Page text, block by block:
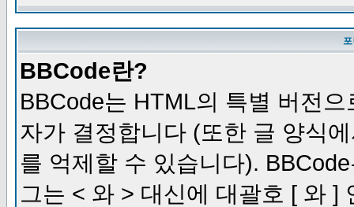
BBCode란?
BBCode는 HTML의 특별 버전
자가 결정합니다 (또한 글 양식
를 억제할 수 있습니다).
그는 < 와 > 대신에 대괄호 [ 와 ]